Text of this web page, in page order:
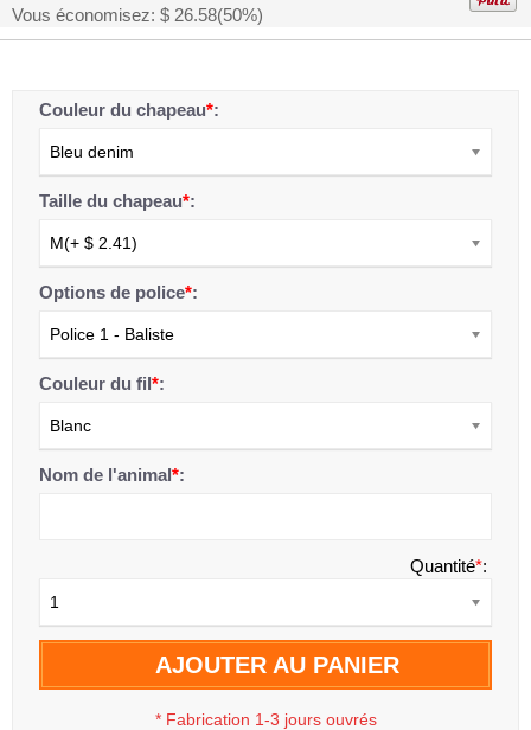
Vous économisez: $ 26.58(50%)
Couleur du chapeau*:
Bleu denim
Taille du chapeau*:
M(+ $ 2.41)
Options de police*:
Police 1 - Baliste
Couleur du fil*:
Blanc
Nom de l'animal*:
Quantité*:
1
AJOUTER AU PANIER
* Fabrication 1-3 jours ouvrés